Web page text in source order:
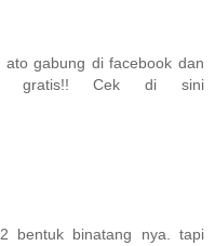
gabung di facebook dan
gratis!! Cek di sini
bentuk binatang nya. tapi